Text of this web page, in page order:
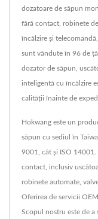
dozatoare de săpun
fără contact, robinete
încălzire și
sunt vândute în 96 de
dozator de săpun,
inteligentă cu încălzire
calității înainte de
Hokwang este un
săpun cu sediul în
9001, cât și ISO 14001.
contact, inclusiv
robinete automate,
Oferirea de servicii
Scopul nostru este de